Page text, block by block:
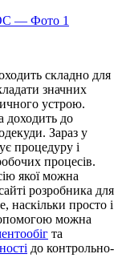
складно для
значних
устрою.
доходить до
Зараз у
процедуру і
процесів.
якої можна
розробника для
наскільки просто і
можна
та
до контрольно-